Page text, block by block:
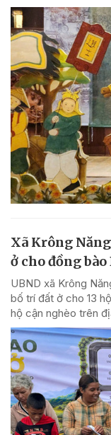
Xã Krông
ở cho đồng bào
UBND xã Krông
bố trí đất ở cho 13
hộ cận nghèo trên